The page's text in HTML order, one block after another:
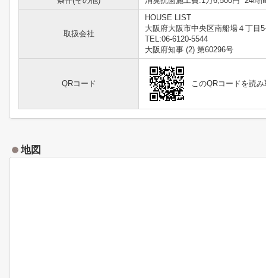
取扱会社
HOUSE LIST
大阪府大阪市中央区南船場４丁目
TEL:06-6120-5544
大阪府知事 (2) 第60296号
QRコード このQRコードを読
地図